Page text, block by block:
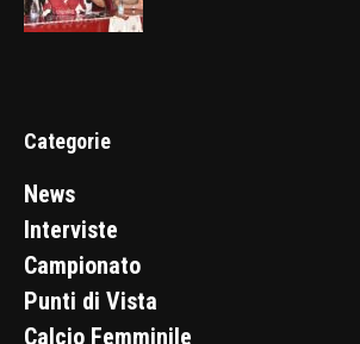
Categorie
News
Interviste
Campionato
Punti di Vista
Calcio Femminile